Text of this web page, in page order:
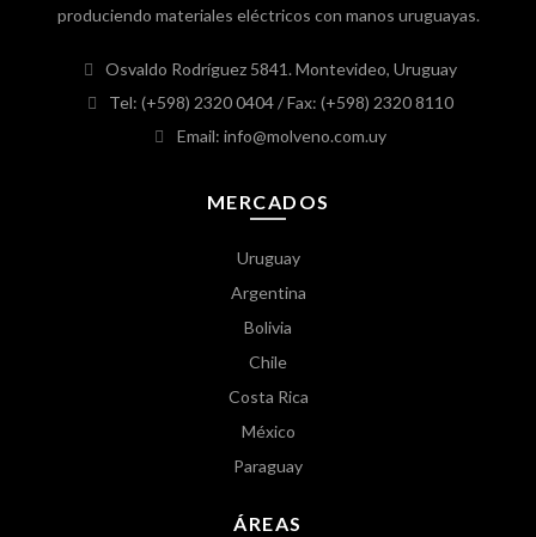
produciendo materiales eléctricos con manos uruguayas.
Osvaldo Rodríguez 5841. Montevideo, Uruguay
Tel: (+598) 2320 0404/ Fax: (+598) 2320 8110
Email: info@molveno.com.uy
MERCADOS
Uruguay
Argentina
Bolivia
Chile
Costa Rica
México
Paraguay
ÁREAS